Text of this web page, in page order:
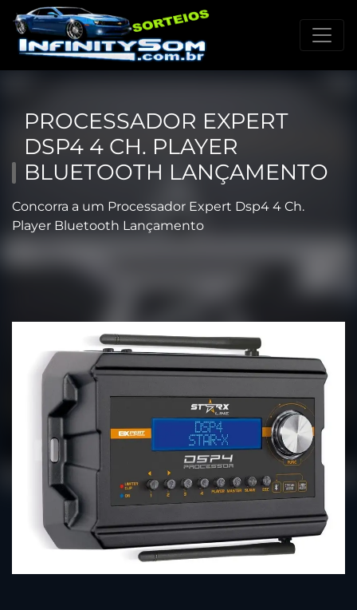
PROCESSADOR EXPERT
DSP4 4 CH. PLAYER
BLUETOOTH LANÇAMENTO
Concorra a um Processador Expert Dsp4 4 Ch.
Player Bluetooth Lançamento